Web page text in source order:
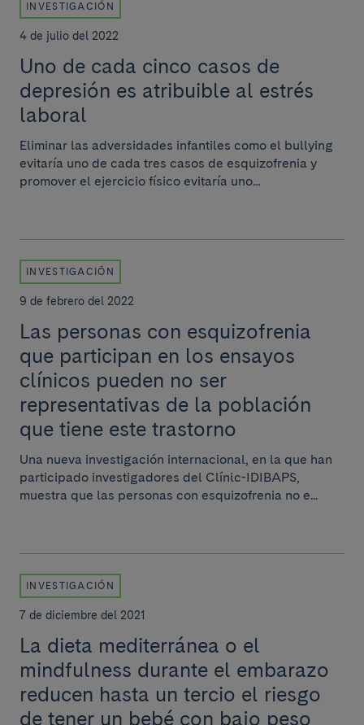
INVESTIGACIÓN
4 de julio del 2022
Uno de cada cinco casos de
depresión es atribuible al estrés
laboral
Eliminar las adversidades infantiles como el bullying
evitaría uno de cada tres casos de esquizofrenia y
promover el ejercicio físico evitaría uno...
INVESTIGACIÓN
9 de febrero del 2022
Las personas con esquizofrenia
que participan en los ensayos
clínicos pueden no ser
representativas de la población
que tiene este trastorno
Una nueva investigación internacional, en la que han
participado investigadores del Clínic-IDIBAPS,
muestra que las personas con esquizofrenia no e...
INVESTIGACIÓN
7 de diciembre del 2021
La dieta mediterránea o el
mindfulness durante el embarazo
reducen hasta un tercio el riesgo
de tener un bebé con bajo peso